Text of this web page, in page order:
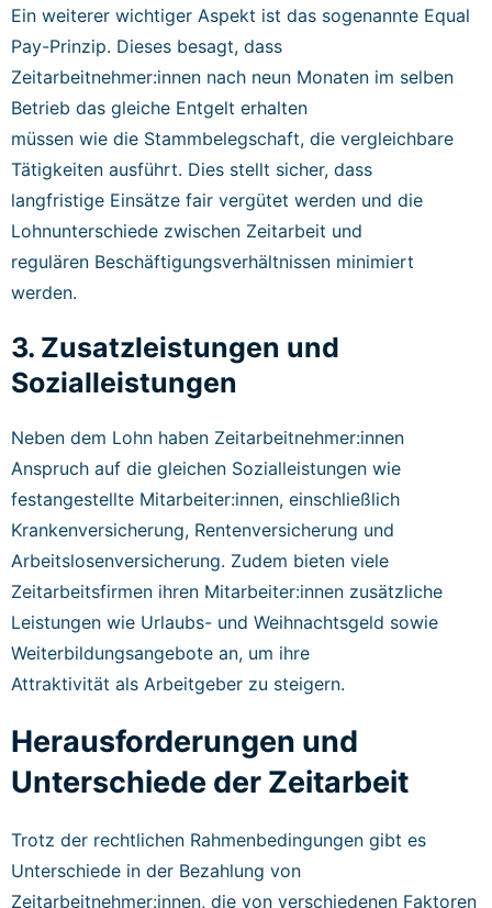
Ein weiterer wichtiger Aspekt ist das sogenannte Equal
Pay-Prinzip. Dieses besagt, dass
Zeitarbeitnehmer:innen nach neun Monaten im selben
Betrieb das gleiche Entgelt erhalten
müssen wie die Stammbelegschaft, die vergleichbare
Tätigkeiten ausführt. Dies stellt sicher, dass
langfristige Einsätze fair vergütet werden und die
Lohnunterschiede zwischen Zeitarbeit und
regulären Beschäftigungsverhältnissen minimiert
werden.
3. Zusatzleistungen und
Sozialleistungen
Neben dem Lohn haben Zeitarbeitnehmer:innen
Anspruch auf die gleichen Sozialleistungen wie
festangestellte Mitarbeiter:innen, einschließlich
Krankenversicherung, Rentenversicherung und
Arbeitslosenversicherung. Zudem bieten viele
Zeitarbeitsfirmen ihren Mitarbeiter:innen zusätzliche
Leistungen wie Urlaubs- und Weihnachtsgeld sowie
Weiterbildungsangebote an, um ihre
Attraktivität als Arbeitgeber zu steigern.
Herausforderungen und
Unterschiede der Zeitarbeit
Trotz der rechtlichen Rahmenbedingungen gibt es
Unterschiede in der Bezahlung von
Zeitarbeitnehmer:innen, die von verschiedenen Faktoren